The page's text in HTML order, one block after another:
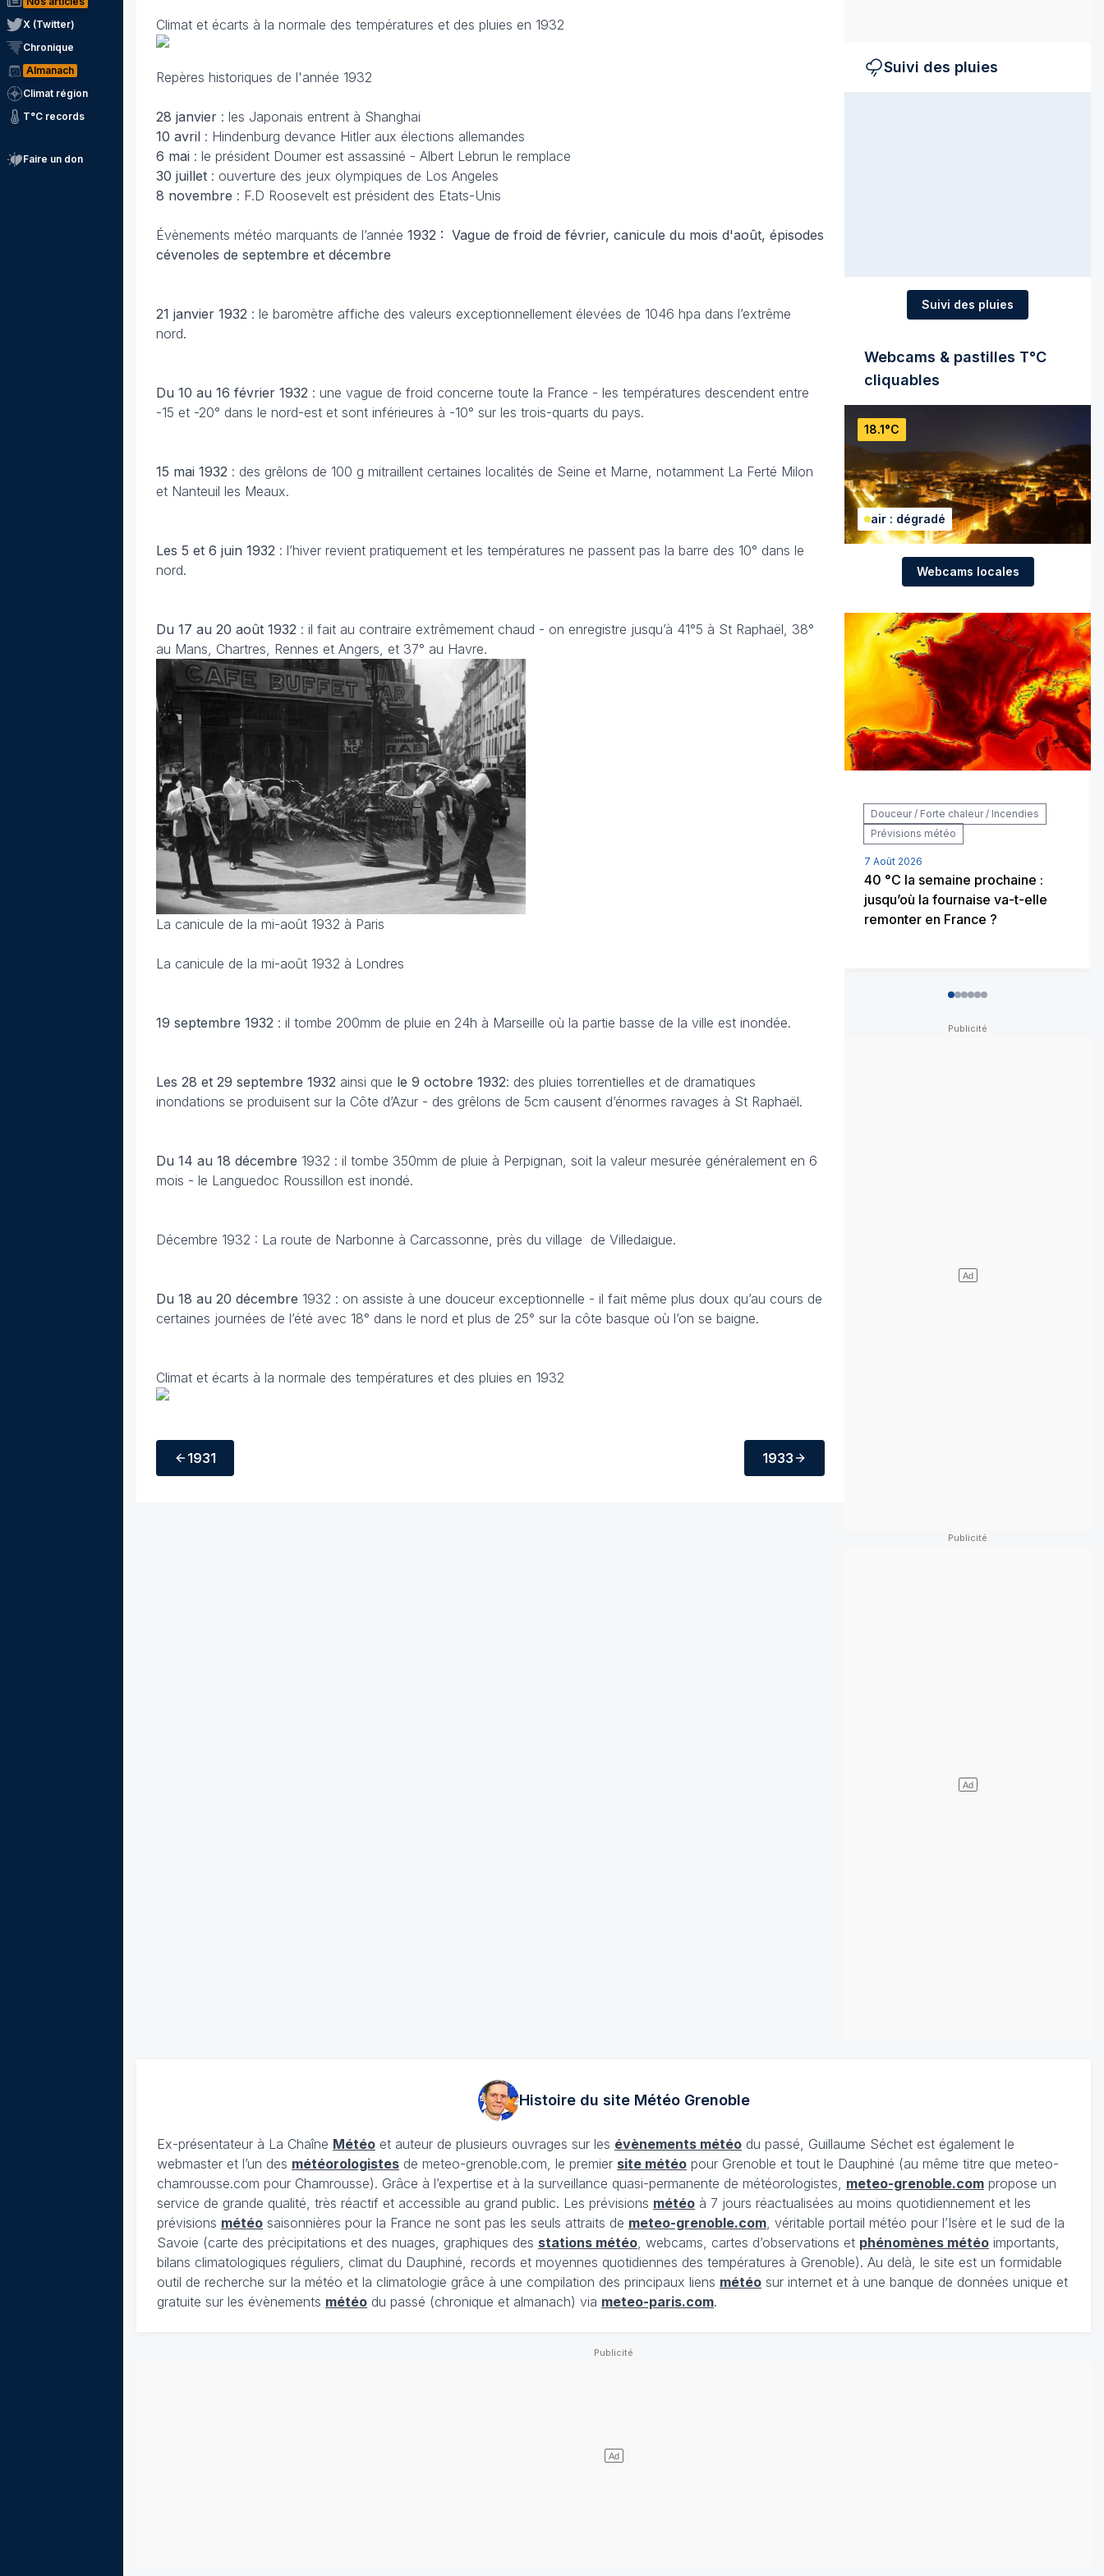
X (Twitter)
Chronique
Almanach
Climat région
T°C records
Faire un don
Climat et écarts à la normale des températures et des pluies en 1932
Repères historiques de l'année 1932
28 janvier : les Japonais entrent à Shanghai
10 avril : Hindenburg devance Hitler aux élections allemandes
6 mai : le président Doumer est assassiné - Albert Lebrun le remplace
30 juillet : ouverture des jeux olympiques de Los Angeles
8 novembre : F.D Roosevelt est président des Etats-Unis
Évènements météo marquants de l’année 1932 : Vague de froid de février, canicule du mois d'août, épisodes
cévenoles de septembre et décembre
21 janvier 1932 : le baromètre affiche des valeurs exceptionnellement élevées de 1046 hpa dans l’extrême
nord.
Du 10 au 16 février 1932 : une vague de froid concerne toute la France - les températures descendent entre
-15 et -20° dans le nord-est et sont inférieures à -10° sur les trois-quarts du pays.
15 mai 1932 : des grêlons de 100 g mitraillent certaines localités de Seine et Marne, notamment La Ferté Milon
et Nanteuil les Meaux.
Les 5 et 6 juin 1932 : l’hiver revient pratiquement et les températures ne passent pas la barre des 10° dans le
nord.
Du 17 au 20 août 1932 : il fait au contraire extrêmement chaud - on enregistre jusqu’à 41°5 à St Raphaël, 38°
au Mans, Chartres, Rennes et Angers, et 37° au Havre.
La canicule de la mi-août 1932 à Paris
La canicule de la mi-août 1932 à Londres
19 septembre 1932 : il tombe 200mm de pluie en 24h à Marseille où la partie basse de la ville est inondée.
Les 28 et 29 septembre 1932 ainsi que le 9 octobre 1932: des pluies torrentielles et de dramatiques
inondations se produisent sur la Côte d’Azur - des grêlons de 5cm causent d’énormes ravages à St Raphaël.
Du 14 au 18 décembre 1932 : il tombe 350mm de pluie à Perpignan, soit la valeur mesurée généralement en 6
mois - le Languedoc Roussillon est inondé.
Décembre 1932 : La route de Narbonne à Carcassonne, près du village de Villedaigue.
Du 18 au 20 décembre 1932 : on assiste à une douceur exceptionnelle - il fait même plus doux qu’au cours de
certaines journées de l’été avec 18° dans le nord et plus de 25° sur la côte basque où l’on se baigne.
Climat et écarts à la normale des températures et des pluies en 1932
1931 1933
Suivi des pluies
Suivi des pluies
Webcams & pastilles T°C
cliquables
18.1°C
air : dégradé
Webcams locales
Douceur / Forte chaleur / Incendies
Prévisions météo
7 Août 2026
40 °C la semaine prochaine :
jusqu’où la fournaise va-t-elle
remonter en France ?
012345
Histoire du site MétéoGrenoble
Ex-présentateur à La Chaîne Météo et auteur de plusieurs ouvrages sur les évènements météo du passé, Guillaume Séchet est également le
webmaster et l’un des météorologistes de meteo-grenoble.com, le premier site météo pour Grenoble et tout le Dauphiné (au même titre que meteo-
chamrousse.com pour Chamrousse). Grâce à l’expertise et à la surveillance quasi-permanente de météorologistes, meteo-grenoble.com propose un
service de grande qualité, très réactif et accessible au grand public. Les prévisions météo à 7 jours réactualisées au moins quotidiennement et les
prévisions météo saisonnières pour la France ne sont pas les seuls attraits de meteo-grenoble.com , véritable portail météo pour l’Isère et le sud de la
Savoie (carte des précipitations et des nuages, graphiques des stations météo , webcams, cartes d’observations et phénomènes météo importants,
bilans climatologiques réguliers, climat du Dauphiné, records et moyennes quotidiennes des températures à Grenoble). Au delà, le site est un formidable
outil de recherche sur la météo et la climatologie grâce à une compilation des principaux liens météo sur internet et à une banque de données unique et
gratuite sur les évènements météo du passé (chronique et almanach) via meteo-paris.com.